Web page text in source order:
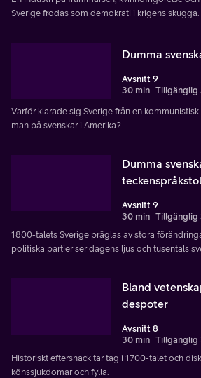
Sverige frodas som demokrati i krigens skugga.
Dumma
Avsnitt 9
30 min Tillgänglig
Varför klarade sig Sverige från en
man på svenskar i Amerika?
Dumma
Avsnitt 9
30 min Tillgänglig
1800-talets Sverige präglas av stora
politiska partier ser dagens ljus och tusentals
Bland
despoter
Avsnitt 8
30 min Tillgänglig
Historiskt eftersnack tar tag i 1700-talet och
könssjukdomar och fylla.